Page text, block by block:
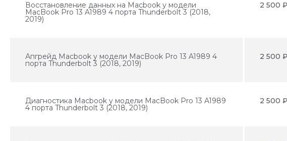
Восстановление данных на Macbook у модели
MacBook Pro 13 A1989 4 порта Thunderbolt 3 (2018,
2019)
2 500 ₽
Апгрейд Macbook у модели MacBook Pro 13 A1989 4
порта Thunderbolt 3 (2018, 2019)
2 500 ₽
Диагностика Macbook у модели MacBook Pro 13 A1989
4 порта Thunderbolt 3 (2018, 2019)
2 500 ₽